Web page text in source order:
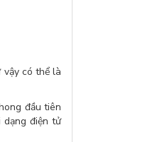
vậy có thể là
đầu tiên
điện tử